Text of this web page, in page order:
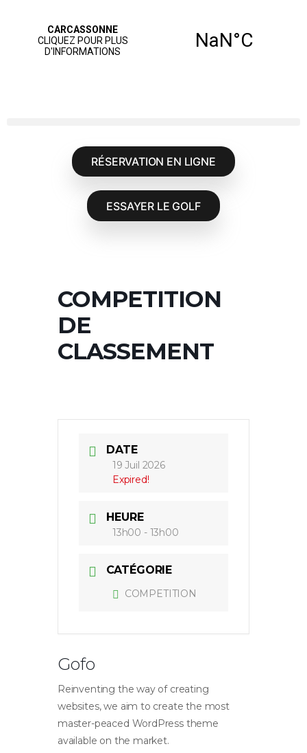
RÉSERVATION EN LIGNE
ESSAYER LE GOLF
COMPETITION
DE
CLASSEMENT
DATE
19 Juil 2026
Expired!
HEURE
13h00 - 13h00
CATÉGORIE
COMPETITION
Gofo
Reinventing the way of creating
websites, we aim to create the most
master-peaced WordPress theme
available on the market.